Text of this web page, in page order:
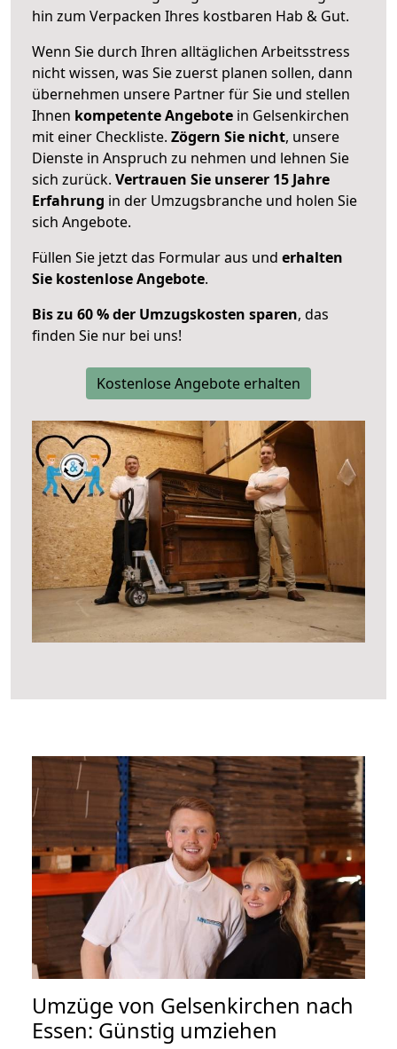
hin zum Verpacken Ihres kostbaren Hab & Gut.
Wenn Sie durch Ihren alltäglichen Arbeitsstress
nicht wissen, was Sie zuerst planen sollen, dann
übernehmen unsere Partner für Sie und stellen
Ihnen kompetente Angebote in Gelsenkirchen
mit einer Checkliste. Zögern Sie nicht, unsere
Dienste in Anspruch zu nehmen und lehnen Sie
sich zurück. Vertrauen Sie unserer 15 Jahre
Erfahrung in der Umzugsbranche und holen Sie
sich Angebote.
Füllen Sie jetzt das Formular aus und erhalten
Sie kostenlose Angebote.
Bis zu 60 % der Umzugskosten sparen, das
finden Sie nur bei uns!
Kostenlose Angebote erhalten
Umzüge von Gelsenkirchen nach
Essen: Günstig umziehen